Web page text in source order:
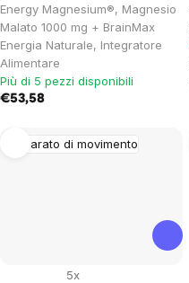
Energy Magnesium®, Magnesio
Malato 1000 mg + BrainMax
Energia Naturale, Integratore
Alimentare
Più di 5 pezzi disponibili
€53,58
Apparato di movimento
5x